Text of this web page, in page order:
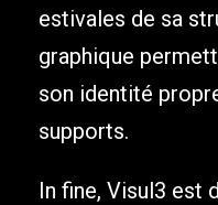
estivales de sa
graphique
son identité
supports.
In fine, Visul3 est